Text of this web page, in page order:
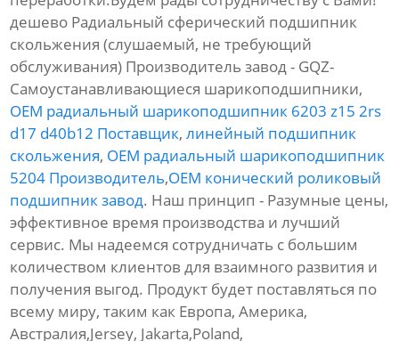
дешево Радиальный сферический подшипник
скольжения (слушаемый, не требующий
обслуживания) Производитель завод - GQZ-
Самоустанавливающиеся шарикоподшипники,
OEM радиальный шарикоподшипник 6203 z15 2rs
d17 d40b12 Поставщик,линейный подшипник
скольжения, OEM радиальный шарикоподшипник
5204 Производитель,OEM конический роликовый
подшипник завод. Наш принцип - Разумные цены,
эффективное время производства и лучший
сервис. Мы надеемся сотрудничать с большим
количеством клиентов для взаимного развития и
получения выгод. Продукт будет поставляться по
всему миру, таким как Европа, Америка,
Австралия,Jersey, Jakarta,Poland,